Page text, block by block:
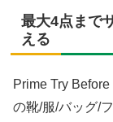
最大4点まで
える
Prime Try
の靴/服/バッグ/